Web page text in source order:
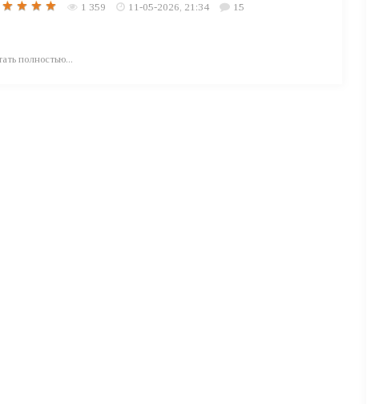
1 359 11-05-2026, 21:34 15
полностью...